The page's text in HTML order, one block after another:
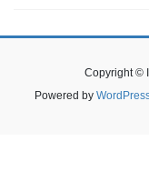
Copyright ©
Powered by